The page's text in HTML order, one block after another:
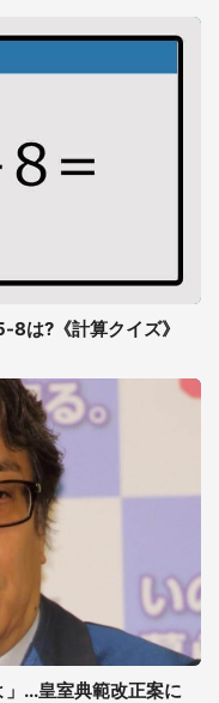
8は?《計算クイズ》
...皇室典範改正案に